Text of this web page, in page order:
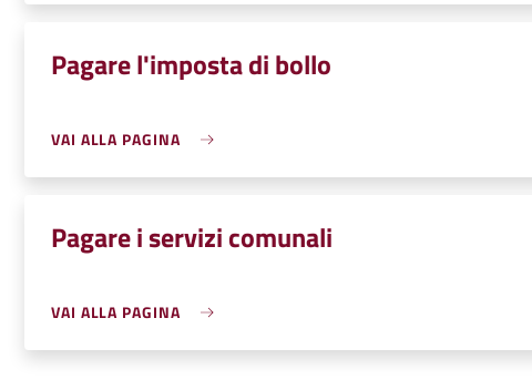
Pagare l'imposta di bollo
VAI ALLA PAGINA
Pagare i servizi comunali
VAI ALLA PAGINA